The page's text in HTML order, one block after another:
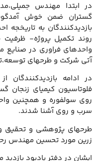
در ابتدا مهندس
گستران ضمن خوش
بازدیدکنندگان به تاریخجه
روند تکمیل پروژه-
واحدهای فراوری در صنایع
آتی شرکت و طرحهای
در ادامه بازدیدکنندگان
فلوتاسیون کیمیای زنجان
روی سولفوره و همچنین
سرب و روی آشنا شدند.
طرحهای پژوهشی و تحقیق
زرین مورد تحسین مهندس
ایشان در دفتر یادبود